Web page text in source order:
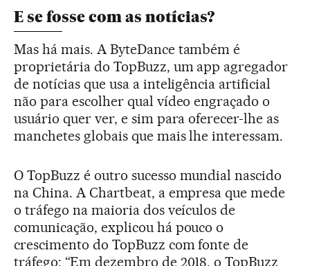
E se fosse com as notícias?
Mas há mais. A ByteDance também é
proprietária do TopBuzz, um app agregador
de notícias que usa a inteligência artificial
não para escolher qual vídeo engraçado o
usuário quer ver, e sim para oferecer-lhe as
manchetes globais que mais lhe interessam.
O TopBuzz é outro sucesso mundial nascido
na China. A Chartbeat, a empresa que mede
o tráfego na maioria dos veículos de
comunicação, explicou há pouco o
crescimento do TopBuzz com fonte de
tráfego: “Em dezembro de 2018, o TopBuzz